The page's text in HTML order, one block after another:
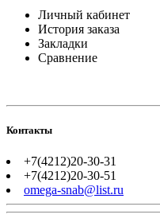
Личный кабинет
История заказа
Закладки
Сравнение
Контакты
+7(4212)20-30-31
+7(4212)20-30-51
omega-snab@list.ru